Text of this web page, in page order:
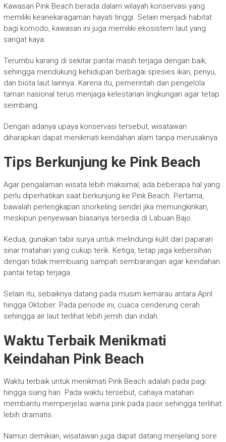
Kawasan Pink Beach berada dalam wilayah konservasi yang
memiliki keanekaragaman hayati tinggi. Selain menjadi habitat
bagi komodo, kawasan ini juga memiliki ekosistem laut yang
sangat kaya.
Terumbu karang di sekitar pantai masih terjaga dengan baik,
sehingga mendukung kehidupan berbagai spesies ikan, penyu,
dan biota laut lainnya. Karena itu, pemerintah dan pengelola
taman nasional terus menjaga kelestarian lingkungan agar tetap
seimbang.
Dengan adanya upaya konservasi tersebut, wisatawan
diharapkan dapat menikmati keindahan alam tanpa merusaknya.
Tips Berkunjung ke Pink Beach
Agar pengalaman wisata lebih maksimal, ada beberapa hal yang
perlu diperhatikan saat berkunjung ke Pink Beach. Pertama,
bawalah perlengkapan snorkeling sendiri jika memungkinkan,
meskipun penyewaan biasanya tersedia di Labuan Bajo.
Kedua, gunakan tabir surya untuk melindungi kulit dari paparan
sinar matahari yang cukup terik. Ketiga, tetap jaga kebersihan
dengan tidak membuang sampah sembarangan agar keindahan
pantai tetap terjaga.
Selain itu, sebaiknya datang pada musim kemarau antara April
hingga Oktober. Pada periode ini, cuaca cenderung cerah
sehingga air laut terlihat lebih jernih dan indah.
Waktu Terbaik Menikmati
Keindahan Pink Beach
Waktu terbaik untuk menikmati Pink Beach adalah pada pagi
hingga siang hari. Pada waktu tersebut, cahaya matahari
membantu memperjelas warna pink pada pasir sehingga terlihat
lebih dramatis.
Namun demikian, wisatawan juga dapat datang menjelang sore